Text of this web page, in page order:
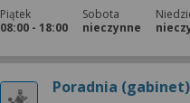
Piątek
08:00 - 18:00
Sobota
nieczynne
Poradnia